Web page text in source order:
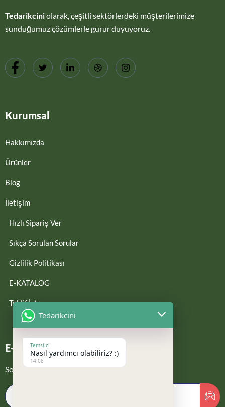
Tedarikciniolarak, çeşitli sektörlerdeki müşterilerimize
sunduğumuz çözümlerle gurur duyuyoruz.
Kurumsal
Hakkımızda
Ürünler
Blog
İletişim
Hızlı Sipariş Ver
Sıkça Sorulan Sorular
Gizlilik Politikası
E-KATALOG
Teklif İste
E-Bültene Kayıt Ol
Son güncellemelerden haberdar ol
Tedarikcini
Temsilci
Nasıl yardımcı olabiliriz? :)
14:08